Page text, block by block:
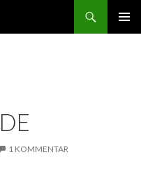
1 KOMMENTAR